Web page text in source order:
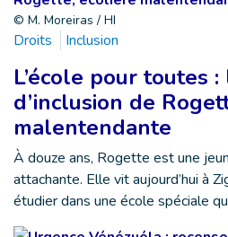
© M. Moreiras / HI
Droits Inclusion
L’école pour toutes
d’inclusion de
malentendante
À douze ans, Rogette est une
attachante. Elle vit aujourd’hui à
étudier dans une école spéciale